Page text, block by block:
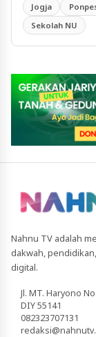
Jogja
Sekolah NU
Nahnu TV adalah
dakwah,
digital.
Jl. MT. Haryono
DIY 55141
082323707131